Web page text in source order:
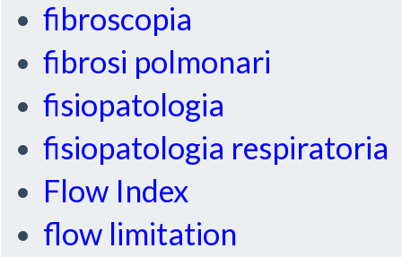
fibroscopia
fibrosi polmonari
fisiopatologia
fisiopatologia respiratoria
Flow Index
flow limitation